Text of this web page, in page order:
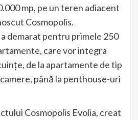
mp, pe un teren adiacent
Cosmopolis.
demarat pentru primele 250
care vor integra
de la apartamente de tip
până la penthouse-uri
Cosmopolis Evolia, creat